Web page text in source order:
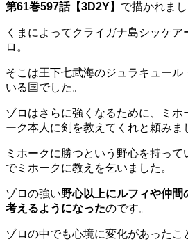
第61巻597話【3D2Y】 で描かれまし
くまによってクライガナ島シッケ
ロ。
そこは王下七武海のジュラキュール
いる国でした。
ゾロはさらに強くなるために、ミホ
ーク本人に剣を教えてくれと頼みま
ミホークに勝つという野心を持って
でミホークに教えを乞いました。
ゾロの強い野心以上にルフィや仲間
考えるようになったのです。
ゾロの中でも心境に変化があったこ